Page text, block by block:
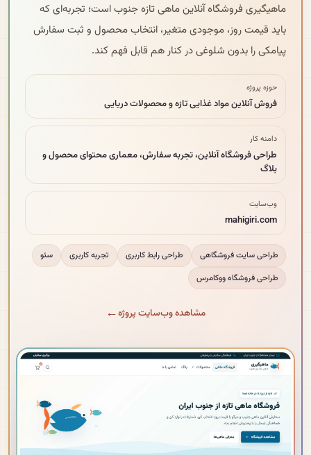
ماهیگیری فروشگاه آنلاین ماهی تازه جنوب است؛ تجربه‌ای که
باید قیمت روز، موجودی متغیر، انتخاب محصول و ثبت سفارش
پیامکی را بدون شلوغی در کنار هم قابل فهم کند.
حوزه پروژه
فروش آنلاین مواد غذایی تازه و محصولات دریایی
دامنه کار
طراحی فروشگاه آنلاین، تجربه سفارش، معماری محتوای محصول و
بلاگ
وب‌سایت
mahigiri.com
طراحی سایت فروشگاهی طراحی رابط کاربری تجربه کاربری
سئو
طراحی فروشگاه ووکامرس
مشاهده وب‌سایت پروژه